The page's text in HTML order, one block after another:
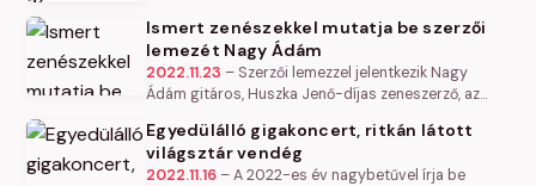
le, ígéretük szerint…
Ismert zenészekkel mutatja be szerzői
lemezét Nagy Ádám
2022.11.23 – Szerzői lemezzel jelentkezik Nagy
Ádám gitáros, Huszka Jenő-díjas zeneszerző, az
társaságában mutatja be december…
Egyedülálló gigakoncert, ritkán látott
világsztár vendég
2022.11.16 –A 2022-es év nagybetűvel írja be